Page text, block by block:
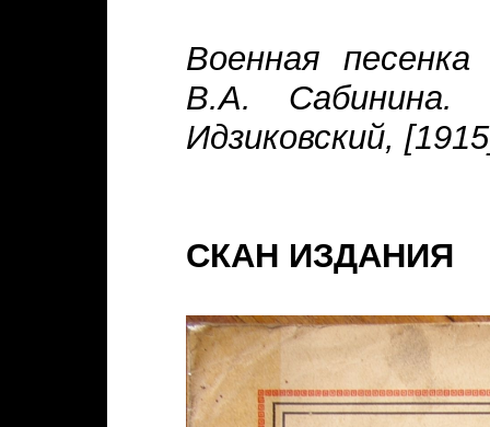
Военная
В.А. Сабинина.
Идзиковский,
СКАН ИЗДАНИЯ